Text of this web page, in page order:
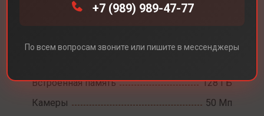
Samsung A36
Встроенная память
128 ГБ
Камеры
50 Мп
+7 (989) 989-47-77
По всем вопросам звоните или пишите в мессенджеры